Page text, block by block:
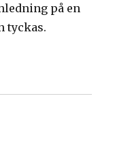
på en
tyckas.